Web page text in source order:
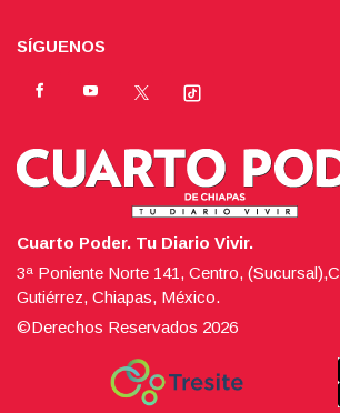
SÍGUENOS
Cuarto Poder. Tu Diario Vivir.
3ª Poniente Norte 141, Centro,
Gutiérrez, Chiapas, México.
©Derechos Reservados 2026